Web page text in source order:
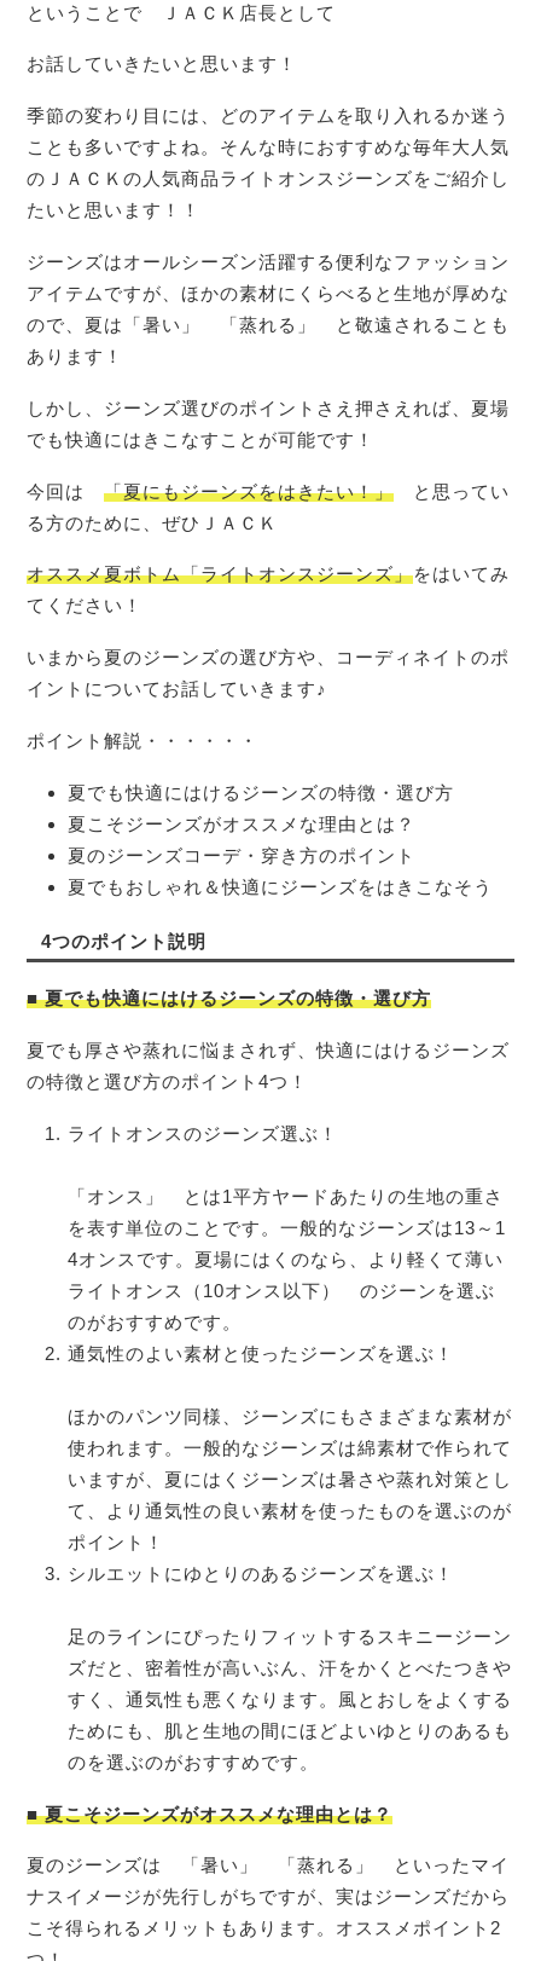
ということで ＪＡＣＫ店長として
お話していきたいと思います！
季節の変わり目には、どのアイテムを取り入れるか迷う
ことも多いですよね。そんな時におすすめな毎年大人気
のＪＡＣＫの人気商品ライトオンスジーンズをご紹介し
たいと思います！！
ジーンズはオールシーズン活躍する便利なファッション
アイテムですが、ほかの素材にくらべると生地が厚めな
ので、夏は「暑い」 「蒸れる」 と敬遠されることも
あります！
しかし、ジーンズ選びのポイントさえ押さえれば、夏場
でも快適にはきこなすことが可能です！
今回は「夏にもジーンズをはきたい！」 と思ってい
る方のために、ぜひＪＡＣＫ
オススメ夏ボトム「ライトオンスジーンズ」をはいてみ
てください！
いまから夏のジーンズの選び方や、コーディネイトのポ
イントについてお話していきます♪
ポイント解説・・・・・・
夏でも快適にはけるジーンズの特徴・選び方
夏こそジーンズがオススメな理由とは？
夏のジーンズコーデ・穿き方のポイント
夏でもおしゃれ＆快適にジーンズをはきこなそう
4つのポイント説明
■ 夏でも快適にはけるジーンズの特徴・選び方
夏でも厚さや蒸れに悩まされず、快適にはけるジーンズ
の特徴と選び方のポイント4つ！
ライトオンスのジーンズ選ぶ！
「オンス」 とは1平方ヤードあたりの生地の重さ
を表す単位のことです。一般的なジーンズは13～1
4オンスです。夏場にはくのなら、より軽くて薄い
ライトオンス（10オンス以下） のジーンを選ぶ
のがおすすめです。
通気性のよい素材と使ったジーンズを選ぶ！
ほかのパンツ同様、ジーンズにもさまざまな素材が
使われます。一般的なジーンズは綿素材で作られて
いますが、夏にはくジーンズは暑さや蒸れ対策とし
て、より通気性の良い素材を使ったものを選ぶのが
ポイント！
シルエットにゆとりのあるジーンズを選ぶ！
足のラインにぴったりフィットするスキニージーン
ズだと、密着性が高いぶん、汗をかくとべたつきや
すく、通気性も悪くなります。風とおしをよくする
ためにも、肌と生地の間にほどよいゆとりのあるも
のを選ぶのがおすすめです。
■ 夏こそジーンズがオススメな理由とは？
夏のジーンズは 「暑い」 「蒸れる」 といったマイ
ナスイメージが先行しがちですが、実はジーンズだから
こそ得られるメリットもあります。オススメポイント2